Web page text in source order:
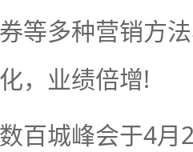
等多种营销方
，业绩倍增!
百城峰会于4